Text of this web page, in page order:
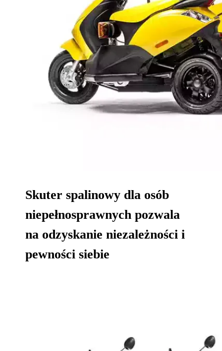
Skuter spalinowy dla osób
niepełnosprawnych pozwala
na odzyskanie niezależności i
pewności siebie